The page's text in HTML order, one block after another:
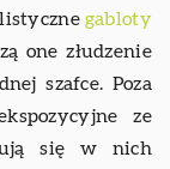
gabloty
one złudzenie
szafce. Poza
ze
się w nich